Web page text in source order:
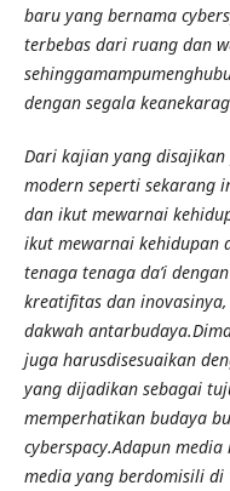
baru yang bernama
terbebas dari ruang dan
dengan segala
Dari kajian yang
modern seperti sekarang
dan ikut mewarnai
ikut mewarnai kehidupan
tenaga tenaga da’i
kreatifitas dan
dakwah
juga harusdisesuaikan
yang dijadikan sebagai
memperhatikan budaya
cyberspacy.Adapun
media yang berdomisili di